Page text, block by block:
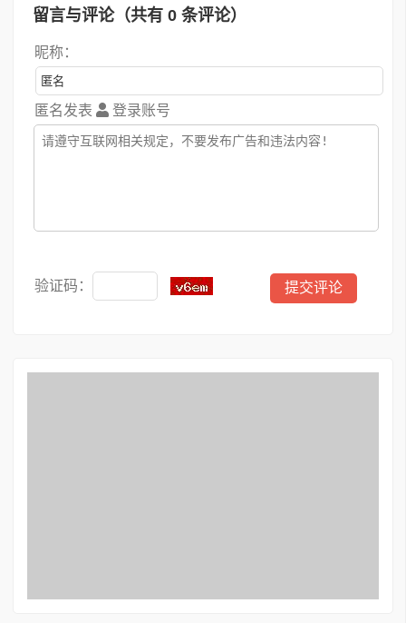
留言与评论（共有 0 条评论）
昵称：
匿名发表 登录账号
验证码：